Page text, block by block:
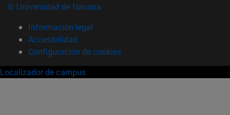
© Universidad de Navarra
Información legal
Accesibilidad
Configuración de cookies
Localizador de campus